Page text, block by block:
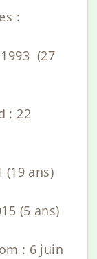
:
(27
: 22
(19 ans)
(5 ans)
: 6 juin